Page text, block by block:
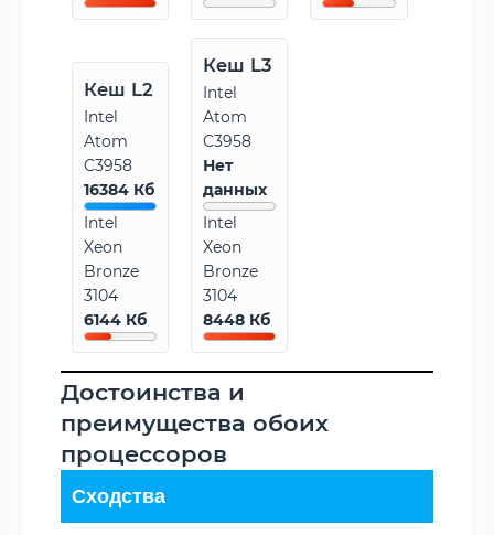
Кеш L2
Intel
Atom
C3958
16384 Кб
Intel
Xeon
Bronze
3104
6144 Кб
Кеш L3
Intel
Atom
C3958
Нет
данных
Intel
Xeon
Bronze
3104
8448 Кб
Достоинства и
преимущества обоих
процессоров
Сходства